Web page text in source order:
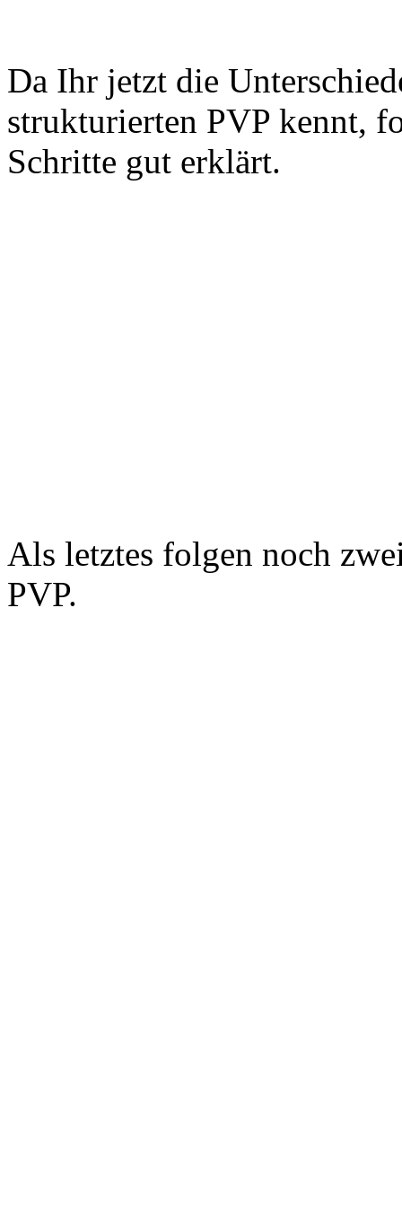
Da Ihr jetzt die
strukturierten PVP kennt,
Schritte gut erklärt.
Als letztes folgen noch
PVP.